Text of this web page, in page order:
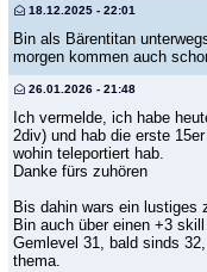
18.12.2025 - 22:01
Bin als Bärentitan
morgen kommen auch
26.01.2026 - 21:48
Ich vermelde, ich habe
2div) und hab die erste
wohin teleportiert hab.
Danke fürs zuhören
Bis dahin wars ein lustiges
Bin auch über einen +3
Gemlevel 31, bald sinds
thema.